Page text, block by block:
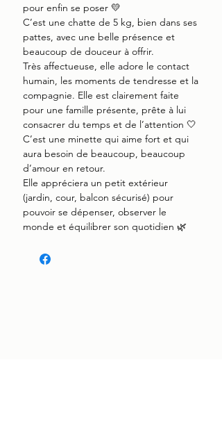
pour enfin se poser 💛
C’est une chatte de 5 kg, bien dans ses
pattes, avec une belle présence et
beaucoup de douceur à offrir.
Très affectueuse, elle adore le contact
humain, les moments de tendresse et la
compagnie. Elle est clairement faite
pour une famille présente, prête à lui
consacrer du temps et de l’attention 🤍
C’est une minette qui aime fort et qui
aura besoin de beaucoup, beaucoup
d’amour en retour.
Elle appréciera un petit extérieur
(jardin, cour, balcon sécurisé) pour
pouvoir se dépenser, observer le
monde et équilibrer son quotidien 🌿